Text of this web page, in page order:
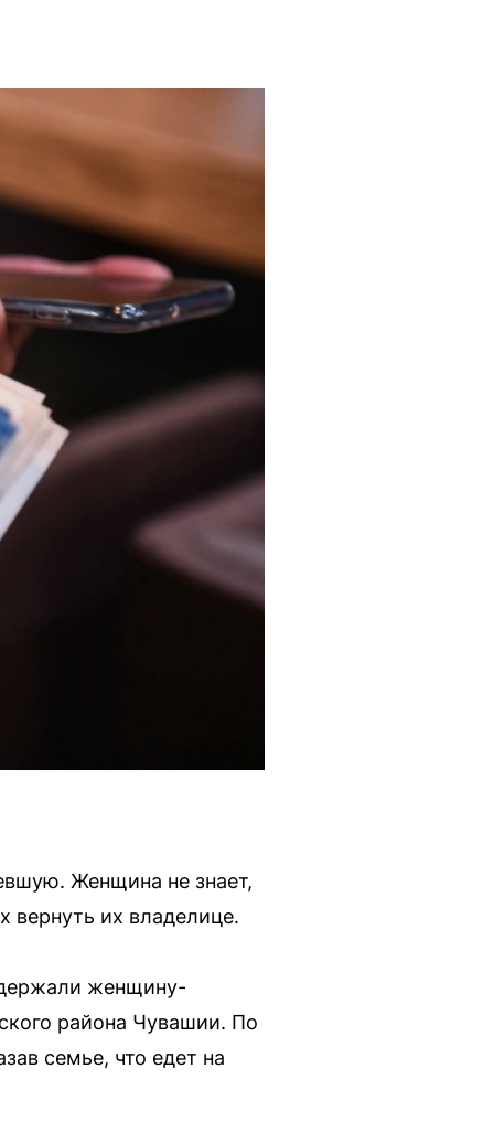
Женщина не знает,
вернуть их владелице.
женщину-
района Чувашии. По
семье, что едет на